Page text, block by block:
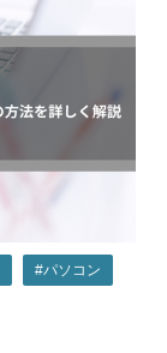
#パソコン